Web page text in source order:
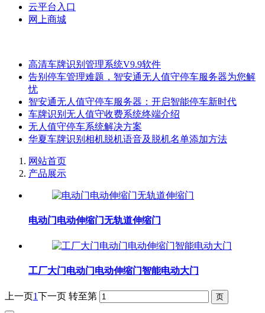
云平台入口
网上商城
高清车牌识别管理系统V9.9软件
告别停车管理难题，智安通无人值守停车服务器为您解
忧
智安通无人值守停车服务器：开启智能停车新时代
车牌识别无人值守收费系统终端介绍
无人值守停车系统解决方案
华夏车牌识别相机脱机语音及脱机名单添加方法
网站首页
产品展示
电动门电动伸缩门无轨道伸缩门
工厂大门电动门电动伸缩门智能电动大门
上一页1下一页 转至第